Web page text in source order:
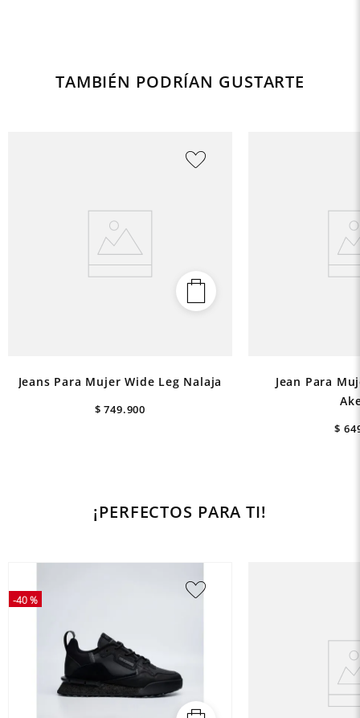
TAMBIÉN PODRÍAN GUSTARTE
Jeans Para Mujer Wide Leg Nalaja
$ 749.900
Jean Para
$
¡PERFECTOS PARA TI!
-40 %